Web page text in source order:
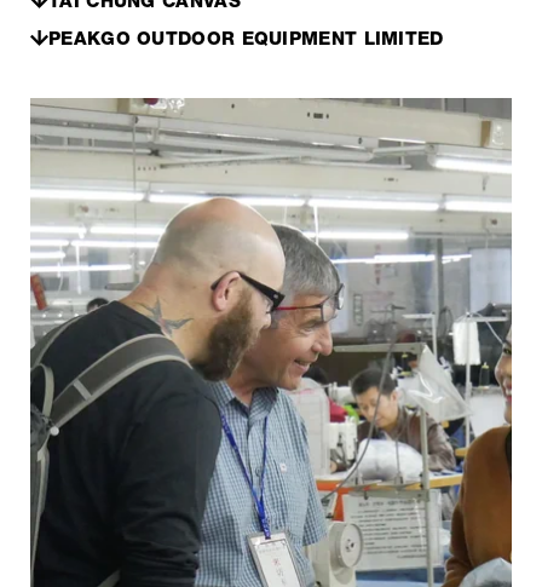
PEAKGO OUTDOOR EQUIPMENT LIMITED